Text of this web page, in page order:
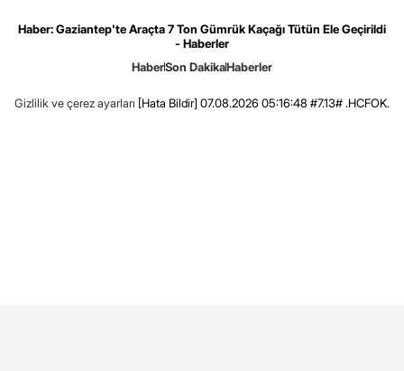
Haber: Gaziantep'te Araçta 7 Ton Gümrük Kaçağı Tütün Ele Geçirildi
- Haberler
HaberSon DakikaHaberler
Gizlilik ve çerez ayarları [Hata Bildir] 07.08.2026 05:16:48 #7.13# .HCFOK.